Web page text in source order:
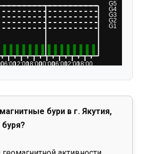
бури в г. Якутия,